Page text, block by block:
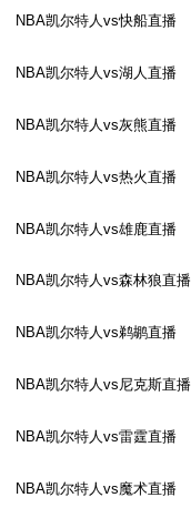
NBA凯尔特人vs快船直播
NBA凯尔特人vs湖人直播
NBA凯尔特人vs灰熊直播
NBA凯尔特人vs热火直播
NBA凯尔特人vs雄鹿直播
NBA凯尔特人vs森林狼直播
NBA凯尔特人vs鹈鹕直播
NBA凯尔特人vs尼克斯直播
NBA凯尔特人vs雷霆直播
NBA凯尔特人vs魔术直播